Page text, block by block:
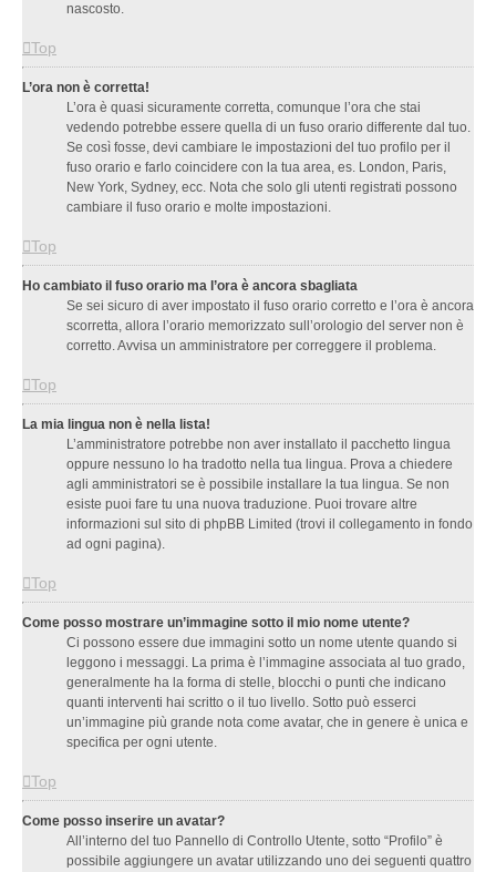
nascosto.
Top
L’ora non è corretta!
L’ora è quasi sicuramente corretta, comunque l’ora che stai
vedendo potrebbe essere quella di un fuso orario differente dal tuo.
Se così fosse, devi cambiare le impostazioni del tuo profilo per il
fuso orario e farlo coincidere con la tua area, es. London, Paris,
New York, Sydney, ecc. Nota che solo gli utenti registrati possono
cambiare il fuso orario e molte impostazioni.
Top
Ho cambiato il fuso orario ma l’ora è ancora sbagliata
Se sei sicuro di aver impostato il fuso orario corretto e l’ora è ancora
scorretta, allora l’orario memorizzato sull’orologio del server non è
corretto. Avvisa un amministratore per correggere il problema.
Top
La mia lingua non è nella lista!
L’amministratore potrebbe non aver installato il pacchetto lingua
oppure nessuno lo ha tradotto nella tua lingua. Prova a chiedere
agli amministratori se è possibile installare la tua lingua. Se non
esiste puoi fare tu una nuova traduzione. Puoi trovare altre
informazioni sul sito di phpBB Limited (trovi il collegamento in fondo
ad ogni pagina).
Top
Come posso mostrare un’immagine sotto il mio nome utente?
Ci possono essere due immagini sotto un nome utente quando si
leggono i messaggi. La prima è l’immagine associata al tuo grado,
generalmente ha la forma di stelle, blocchi o punti che indicano
quanti interventi hai scritto o il tuo livello. Sotto può esserci
un’immagine più grande nota come avatar, che in genere è unica e
specifica per ogni utente.
Top
Come posso inserire un avatar?
All’interno del tuo Pannello di Controllo Utente, sotto “Profilo” è
possibile aggiungere un avatar utilizzando uno dei seguenti quattro